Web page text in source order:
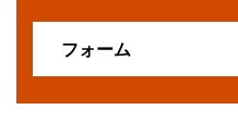
フォーム